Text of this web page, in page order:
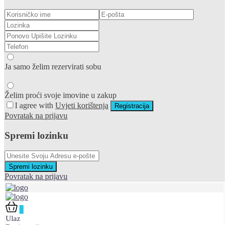
Ja samo želim rezervirati sobu
Želim proći svoje imovine u zakup
I agree with Uvjeti korištenja Registracija
Povratak na prijavu
Spremi lozinku
Spremi lozinku
Povratak na prijavu
Ulaz